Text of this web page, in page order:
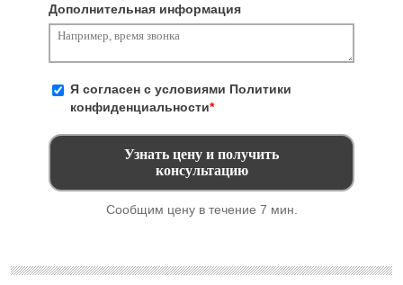
Дополнительная информация
Я согласен с условиями Политики
конфиденциальности*
Сообщим цену в течение 7 мин.